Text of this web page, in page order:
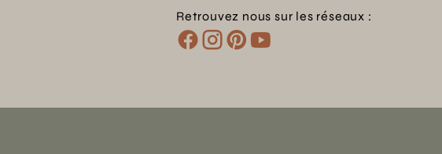
Retrouvez nous sur les réseaux :